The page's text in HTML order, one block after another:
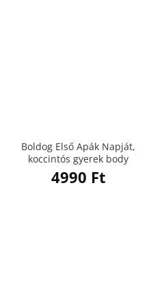
Boldog Első Apák Napját,
koccintós gyerek body
4990 Ft